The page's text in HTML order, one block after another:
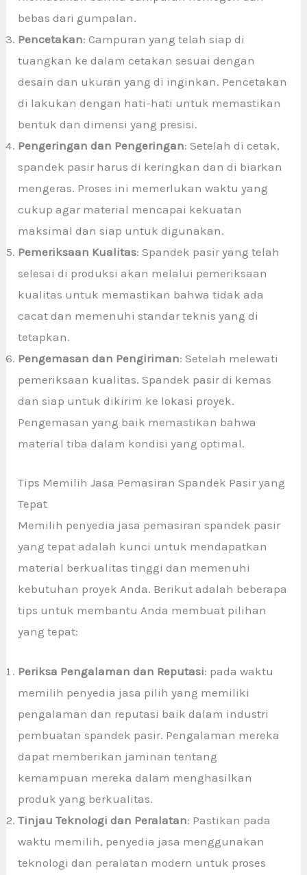
bebas dari gumpalan.
Pencetakan: Campuran yang telah siap di
tuangkan ke dalam cetakan sesuai dengan
desain dan ukuran yang di inginkan. Pencetakan
di lakukan dengan hati-hati untuk memastikan
bentuk dan dimensi yang presisi.
Pengeringan dan Pengeringan: Setelah di cetak,
spandek pasir harus di keringkan dan di biarkan
mengeras. Proses ini memerlukan waktu yang
cukup agar material mencapai kekuatan
maksimal dan siap untuk digunakan.
Pemeriksaan Kualitas: Spandek pasir yang telah
selesai di produksi akan melalui pemeriksaan
kualitas untuk memastikan bahwa tidak ada
cacat dan memenuhi standar teknis yang di
tetapkan.
Pengemasan dan Pengiriman: Setelah melewati
pemeriksaan kualitas. Spandek pasir di kemas
dan siap untuk dikirim ke lokasi proyek.
Pengemasan yang baik memastikan bahwa
material tiba dalam kondisi yang optimal.
Tips Memilih Jasa Pemasiran Spandek Pasir yang
Tepat
Memilih penyedia jasa pemasiran spandek pasir
yang tepat adalah kunci untuk mendapatkan
material berkualitas tinggi dan memenuhi
kebutuhan proyek Anda. Berikut adalah beberapa
tips untuk membantu Anda membuat pilihan
yang tepat:
Periksa Pengalaman dan Reputasi: pada waktu
memilih penyedia jasa pilih yang memiliki
pengalaman dan reputasi baik dalam industri
pembuatan spandek pasir. Pengalaman mereka
dapat memberikan jaminan tentang
kemampuan mereka dalam menghasilkan
produk yang berkualitas.
Tinjau Teknologi dan Peralatan: Pastikan pada
waktu memilih, penyedia jasa menggunakan
teknologi dan peralatan modern untuk proses